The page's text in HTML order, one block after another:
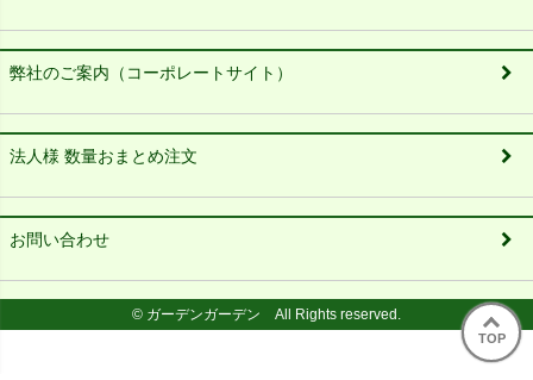
弊社のご案内（コーポレートサイト）
法人様 数量おまとめ注文
お問い合わせ
© ガーデンガーデン All Rights reserved.
TOP